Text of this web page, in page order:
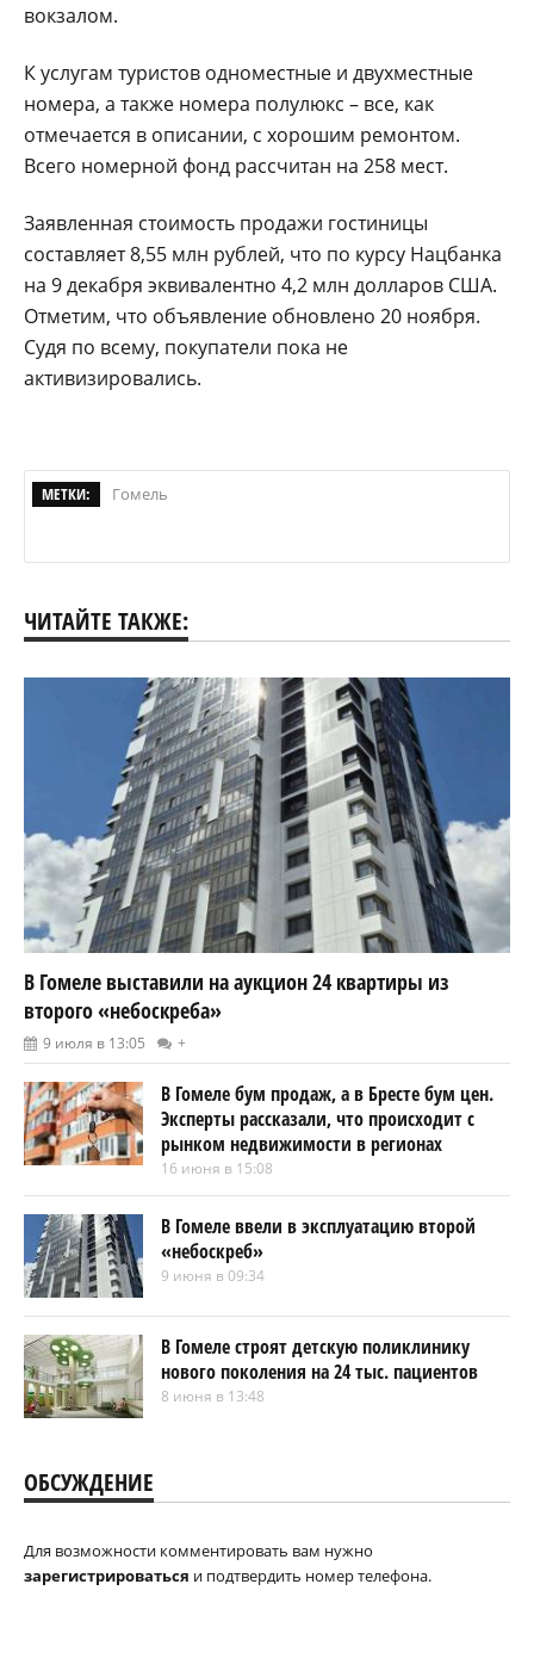
вокзалом.
К услугам туристов одноместные и двухместные
номера, а также номера полулюкс – все, как
отмечается в описании, с хорошим ремонтом.
Всего номерной фонд рассчитан на 258 мест.
Заявленная стоимость продажи гостиницы
составляет 8,55 млн рублей, что по курсу Нацбанка
на 9 декабря эквивалентно 4,2 млн долларов США.
Отметим, что объявление обновлено 20 ноября.
Судя по всему, покупатели пока не
активизировались.
МЕТКИ: Гомель
ЧИТАЙТЕ ТАКЖЕ:
В Гомеле выставили на аукцион 24 квартиры из
второго «небоскреба»
9 июля в 13:05 +
В Гомеле бум продаж, а в Бресте бум цен.
Эксперты рассказали, что происходит с
рынком недвижимости в регионах
16 июня в 15:08
В Гомеле ввели в эксплуатацию второй
«небоскреб»
9 июня в 09:34
В Гомеле строят детскую поликлинику
нового поколения на 24 тыс. пациентов
8 июня в 13:48
ОБСУЖДЕНИЕ
Для возможности комментировать вам нужно
зарегистрироваться и подтвердить номер телефона.